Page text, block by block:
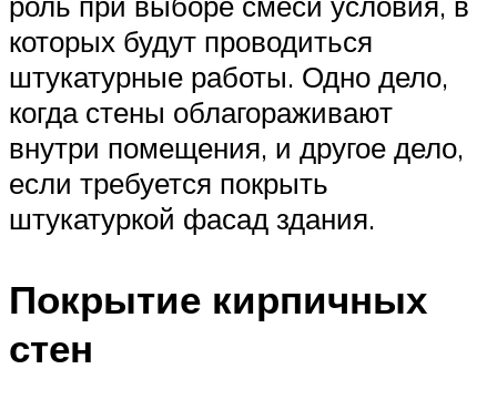
которых будут проводиться
штукатурные работы. Одно дело,
когда стены облагораживают
внутри помещения, и другое дело,
если требуется покрыть
штукатуркой фасад здания.
Покрытие кирпичных
стен